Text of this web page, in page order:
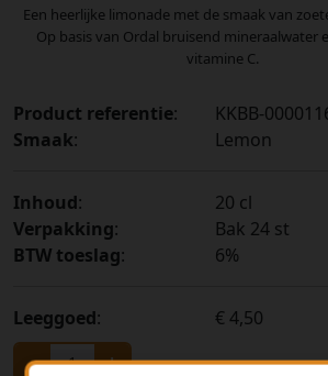
Een heerlijke limonade met de smaak van
Op basis van Ordal bruisend mineraalwater
vitamine C.
Product referentie:
KKBB-
Smaak: Lemon
Inhoud:
20 cl
Verpakking:
Bak 24 st
BTW toeslag: 6%
Leeggoed: € 4,50
- +